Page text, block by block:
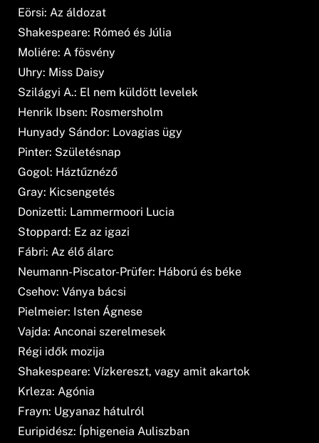
Eörsi: Az áldozat
Shakespeare: Rómeó és Júlia
Moliére: A fösvény
Uhry: Miss Daisy
Szilágyi A.: El nem küldött levelek
Henrik Ibsen: Rosmersholm
Hunyady Sándor: Lovagias ügy
Pinter: Születésnap
Gogol: Háztűznéző
Gray: Kicsengetés
Donizetti: Lammermoori Lucia
Stoppard: Ez az igazi
Fábri: Az élő álarc
Neumann-Piscator-Prüfer: Háború és béke
Csehov: Ványa bácsi
Pielmeier: Isten Ágnese
Vajda: Anconai szerelmesek
Régi idők mozija
Shakespeare: Vízkereszt, vagy amit akartok
Krleza: Agónia
Frayn: Ugyanaz hátulról
Euripidész: Íphigeneia Auliszban